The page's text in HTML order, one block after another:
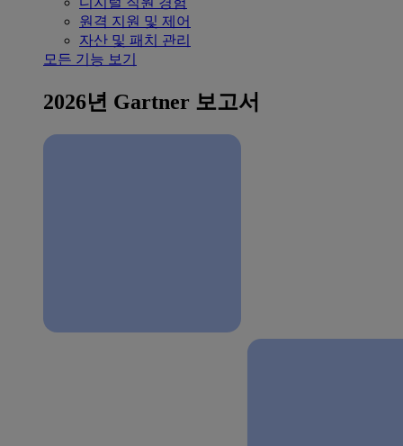
원격 지원 및 제어
자산 및 패치 관리
모든 기능 보기
2026년 Gartner 보고서